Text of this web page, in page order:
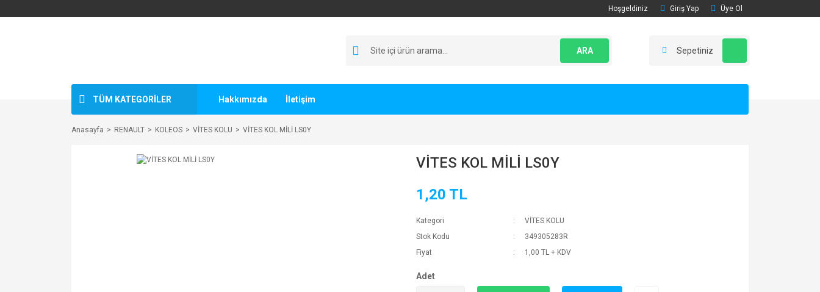
Hoşgeldiniz Giriş Yap Üye Ol
ARA Sepetiniz
TÜM KATEGORİLER Hakkımızda İletişim
Anasayfa RENAULT KOLEOS VİTES KOLU VİTES KOL MİLİ LS0Y
VİTES KOL MİLİ LS0Y
1,20 TL
Kategori
VİTES KOLU
Stok Kodu
349305283R
Fiyat
1,00 TL + KDV
Adet